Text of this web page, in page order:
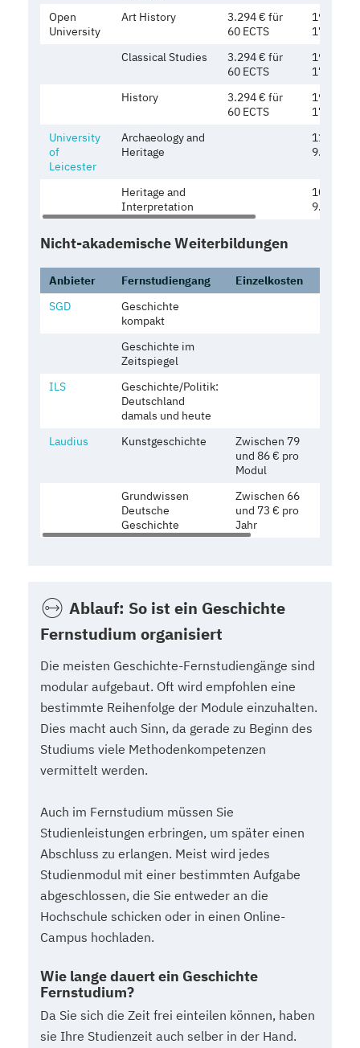
Open
University
Art History
3.294 € für
60 ECTS
19.769 €
17.568)
Classical Studies
3.294 € für
60 ECTS
19.769 €
17.568)
History
3.294 € für
60 ECTS
19.769 €
17.568)
University
of
Leicester
Archaeology and
Heritage
11.096 €
9.865)
Heritage and
Interpretation
10.759 €
9.565)
Nicht-akademische Weiterbildungen
Anbieter Fernstudiengang Einzelkosten
SGD
Geschichte
kompakt
Geschichte im
Zeitspiegel
ILS
Geschichte/Politik:
Deutschland
damals und heute
Laudius Kunstgeschichte
Zwischen 79
und 86 € pro
Modul
Grundwissen
Deutsche
Geschichte
Zwischen 66
und 73 € pro
Jahr
Ablauf: So ist ein Geschichte
Fernstudium organisiert
Die meisten Geschichte-Fernstudiengänge sind
modular aufgebaut. Oft wird empfohlen eine
bestimmte Reihenfolge der Module einzuhalten.
Dies macht auch Sinn, da gerade zu Beginn des
Studiums viele Methodenkompetenzen
vermittelt werden.
Auch im Fernstudium müssen Sie
Studienleistungen erbringen, um später einen
Abschluss zu erlangen. Meist wird jedes
Studienmodul mit einer bestimmten Aufgabe
abgeschlossen, die Sie entweder an die
Hochschule schicken oder in einen Online-
Campus hochladen.
Wie lange dauert ein Geschichte
Fernstudium?
Da Sie sich die Zeit frei einteilen können, haben
sie Ihre Studienzeit auch selber in der Hand.